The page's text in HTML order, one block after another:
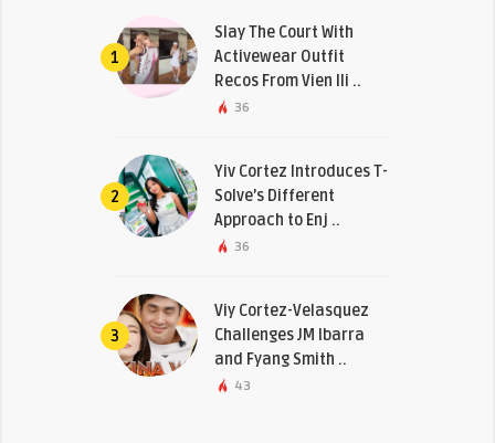
1
Slay The Court With
Activewear Outfit
Recos From Vien Ili ..
36
2
Yiv Cortez Introduces T-
Solve’s Different
Approach to Enj ..
36
3
Viy Cortez-Velasquez
Challenges JM Ibarra
and Fyang Smith ..
43